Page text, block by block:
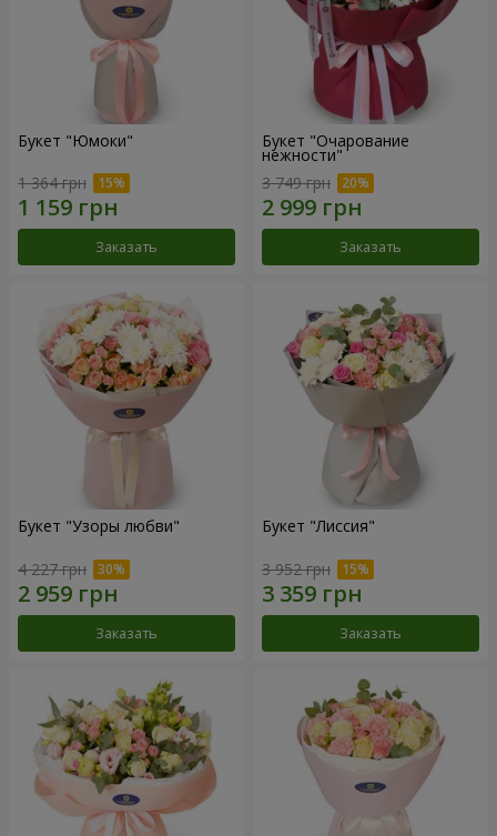
Букет "Юмоки"
1 364 грн
Заказать
Букет "Очарование
нежности"
3 749 грн
Заказать
Букет "Узоры любви"
4 227 грн
Заказать
Букет "Лиссия"
3 952 грн
Заказать